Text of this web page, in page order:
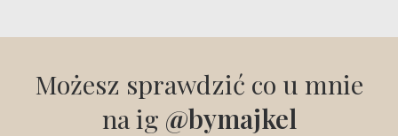
Możesz sprawdzić co u mnie
na ig @bymajkel